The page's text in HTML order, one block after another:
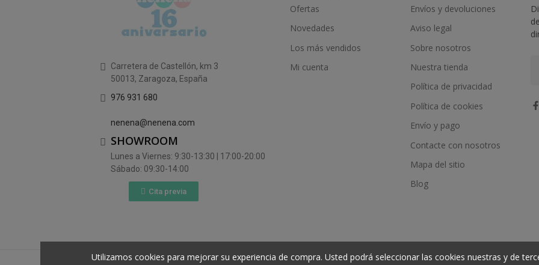
Carretera de Castellón, km 3
50013, Zaragoza, España
976 931 680
nenena@nenena.com
SHOWROOM
Lunes a Viernes: 9:30-13:30 | 17:00-20:00
Sábado: 09:30-14:00
Cita previa
Ofertas
Novedades
Los más vendidos
Mi cuenta
Envíos y devoluciones
Aviso legal
Sobre nosotros
Nuestra tienda
Política de privacidad
Política de cookies
Envío y pago
Contacte con nosotros
Mapa del sitio
Blog
Utilizamos cookies para mejorar su experiencia de compra. Usted podrá seleccionar las cookies nuestras y de